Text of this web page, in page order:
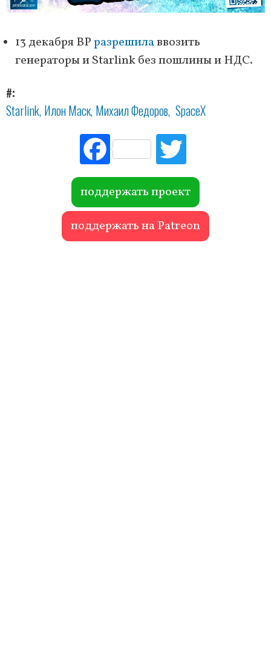
13 декабря ВРразрешилаввозить
генераторы и Starlink без пошлины и НДС.
#
Starlink Илон Маск Михаил Федоров SpaceX
Fac
ebo
ok r
поддержать проект
поддержать на Patreon